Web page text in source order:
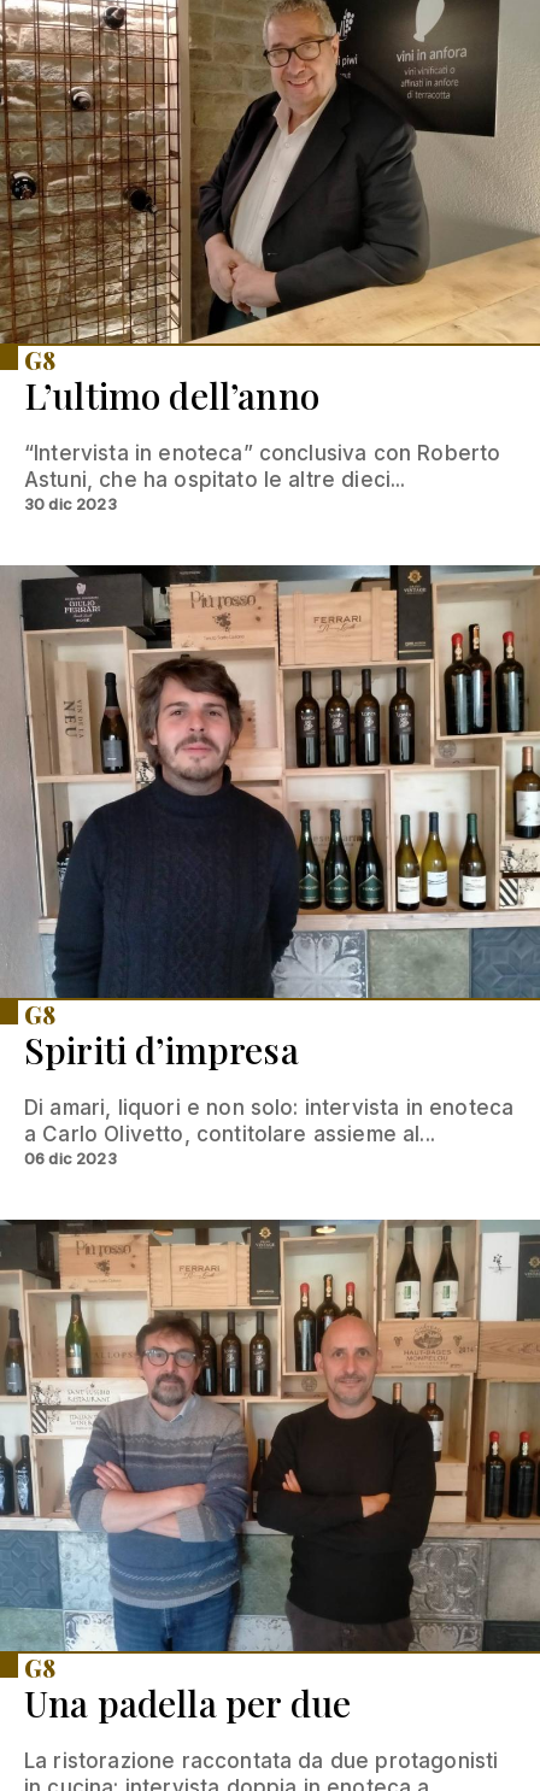
G8
L’ultimo dell’anno
“Intervista in enoteca” conclusiva con Roberto
Astuni, che ha ospitato le altre dieci...
30 dic 2023
G8
Spiriti d’impresa
Di amari, liquori e non solo: intervista in enoteca
a Carlo Olivetto, contitolare assieme al...
06 dic 2023
G8
Una padella per due
La ristorazione raccontata da due protagonisti